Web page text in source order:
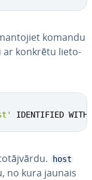
komandu
ar konkrētu lie­to­
IDENTIFIED
host
no kura jaunais